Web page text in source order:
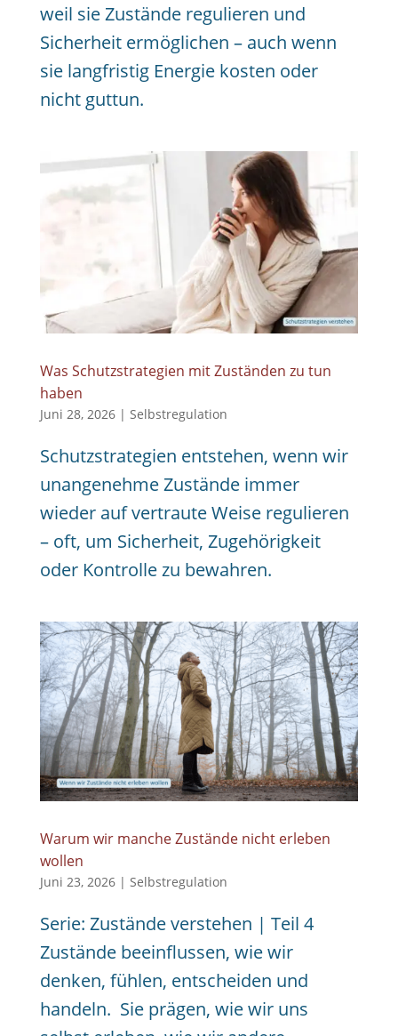
weil sie Zustände regulieren und
Sicherheit ermöglichen – auch wenn
sie langfristig Energie kosten oder
nicht guttun.
Was Schutzstrategien mit Zuständen zu tun
haben
Juni 28, 2026| Selbstregulation
Schutzstrategien entstehen, wenn wir
unangenehme Zustände immer
wieder auf vertraute Weise regulieren
– oft, um Sicherheit, Zugehörigkeit
oder Kontrolle zu bewahren.
Warum wir manche Zustände nicht erleben
wollen
Juni 23, 2026| Selbstregulation
Serie: Zustände verstehen | Teil 4
Zustände beeinflussen, wie wir
denken, fühlen, entscheiden und
handeln. Sie prägen, wie wir uns